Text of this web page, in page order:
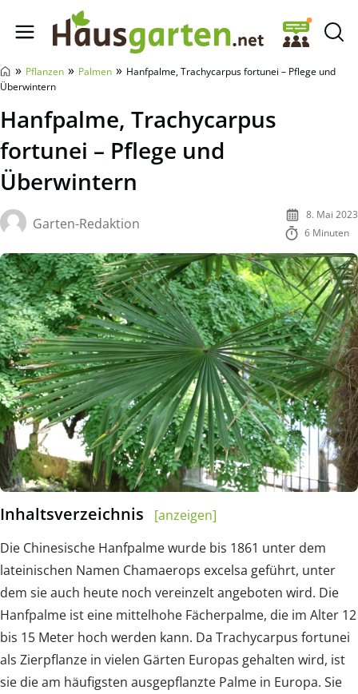
Hausgarten.net
» Pflanzen » Palmen » Hanfpalme, Trachycarpus fortunei – Pflege und
Überwintern
Hanfpalme, Trachycarpus
fortunei – Pflege und
Überwintern
Garten-Redaktion
8. Mai 2023
6 Minuten
Inhaltsverzeichnis
[anzeigen]
Die Chinesische Hanfpalme wurde bis 1861 unter dem
lateinischen Namen Chamaerops excelsa geführt, unter
dem sie auch heute noch vereinzelt angeboten wird. Die
Hanfpalme ist eine mittelhohe Fächerpalme, die im Alter 12
bis 15 Meter hoch werden kann. Da Trachycarpus fortunei
als Zierpflanze in vielen Gärten Europas gehalten wird, ist
sie die am häufigsten ausgepflanzte Palme in Europa. Sie